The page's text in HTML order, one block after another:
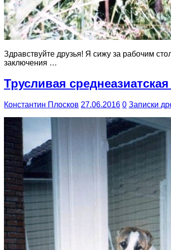
Здравствуйте друзья! Я сижу за рабочим
заключения …
Трусливая
Константин Плосков 27.06.2016 0 Записки